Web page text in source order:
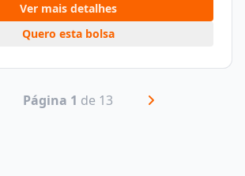
Ver mais detalhes
Quero esta bolsa
Página 1 de 13